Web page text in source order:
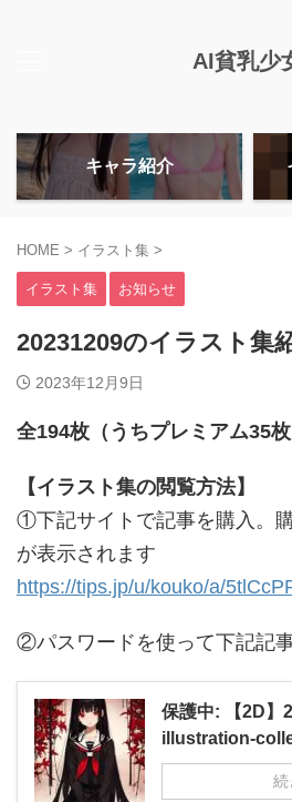
AI貧乳少
キャラ紹介
HOME > イラスト集 >
イラスト集 お知らせ
20231209のイラスト集
2023年12月9日
全194枚（うちプレミアム35枚
【イラスト集の閲覧方法】
①下記サイトで記事を購入。
が表示されます
https://tips.jp/u/kouko/a/
②パスワードを使って下記記
保護中: 【2D】
illustration-
続